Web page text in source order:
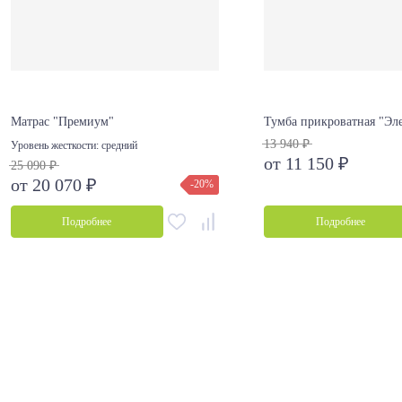
Матрас "Премиум"
Уровень жесткости: средний
25 090 ₽
от 20 070 ₽ -20%
Подробнее
Тумба прикроватная
13 940 ₽
от 11 150 ₽
Подробнее